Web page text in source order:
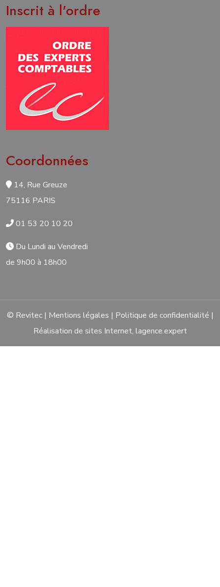
Inscrit à l'ordre
Coordonnées
14, Rue Greuze
75116 PARIS
01 53 20 10 20
Du Lundi au Vendredi
de 9h00 à 18h00
© Revitec | Mentions légales | Politique de confidentialité |
Réalisation de sites Internet, lagence.expert